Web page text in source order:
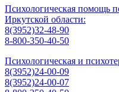
Психологическая помощь
Иркутской области:
8(3952)32-48-90
8-800-350-40-50
Психологическая и
8(3952)24-00-09
8(3952)24-00-07